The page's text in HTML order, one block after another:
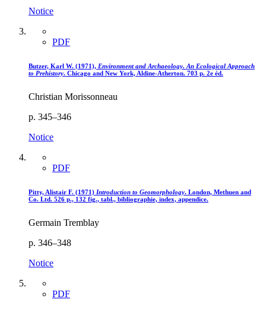
Notice
PDF
Butzer, Karl W. (1971), Environment and Archaeology. An Ecological Approach
to Prehistory. Chicago and New York, Aldine-Atherton. 703 p. 2e éd.
Christian Morissonneau
p. 345–346
Notice
PDF
Pitty, Alistair F. (1971) Introduction to Geomorphology. London, Methuen and
Co. Ltd. 526 p., 132 fig., tabl., bibliographie, index, appendice.
Germain Tremblay
p. 346–348
Notice
PDF